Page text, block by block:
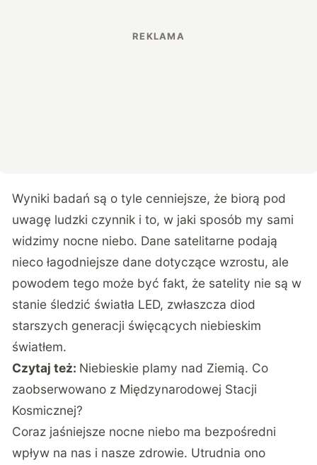
Wyniki badań są o tyle cenniejsze, że biorą pod
uwagę ludzki czynnik i to, w jaki sposób my sami
widzimy nocne niebo. Dane satelitarne podają
nieco łagodniejsze dane dotyczące wzrostu, ale
powodem tego może być fakt, że satelity nie są w
stanie śledzić światła LED, zwłaszcza diod
starszych generacji święcących niebieskim
światłem.
Czytaj też: Niebieskie plamy nad Ziemią. Co
zaobserwowano z Międzynarodowej Stacji
Kosmicznej?
Coraz jaśniejsze nocne niebo ma bezpośredni
wpływ na nas i nasze zdrowie. Utrudnia ono